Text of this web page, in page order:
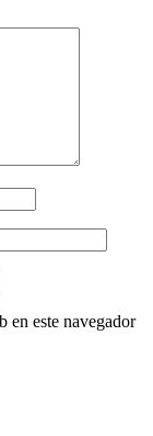
en este navegador